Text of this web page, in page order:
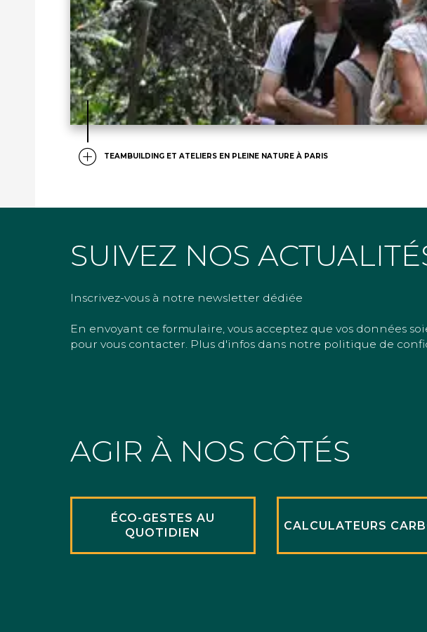
TEAMBUILDING ET ATELIERS EN PLEINE NATURE À PARIS
SUIVEZ NOS
Inscrivez-vous à notre newsletter dédiée
En envoyant ce formulaire, vous acceptez que vos données
pour vous contacter. Plus d'infos dans notre politique de
AGIR À NOS CÔTÉS
ÉCO-GESTES AU
QUOTIDIEN
CALCULATEURS